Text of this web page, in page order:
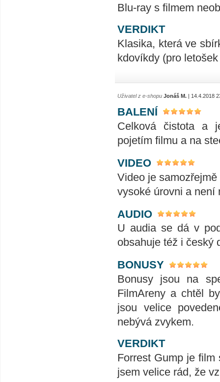
Blu-ray s filmem
VERDIKT
Klasika, která ve
kdovíkdy (pro
Uživatel z e-shopu Jonáš M. | 14.4.2018
BALENÍ
Celková čistota a
pojetím filmu a na
VIDEO
Video je
vysoké úrovni a není
AUDIO
U audia se dá v
obsahuje též i český
BONUSY
Bonusy jsou na
FilmAreny a chtěl
jsou velice
nebývá zvykem.
VERDIKT
Forrest Gump je film
jsem velice rád, že